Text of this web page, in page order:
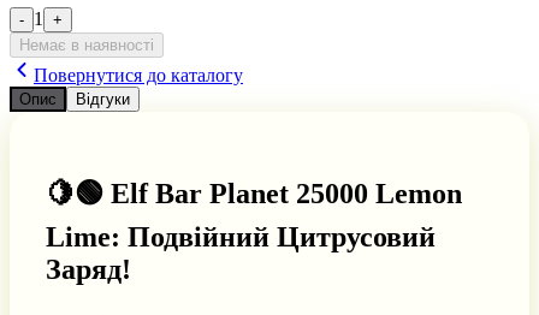
- 1
+
Немає в наявності
Повернутися до каталогу
Опис Відгуки
🍋🟢 Elf Bar Planet 25000 Lemon
Lime: Подвійний Цитрусовий
Заряд!